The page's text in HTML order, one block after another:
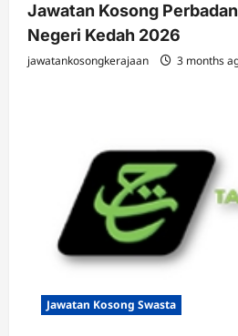
Jawatan Kosong
Negeri Kedah 2026
jawatankosongkerajaan 3 months
Jawatan Kosong Swasta